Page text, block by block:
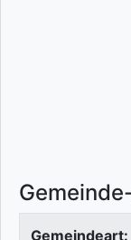
Gemeindeart: